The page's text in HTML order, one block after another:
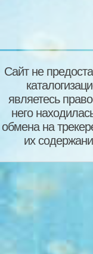
Сайт не
являетесь
него
обмена на
их